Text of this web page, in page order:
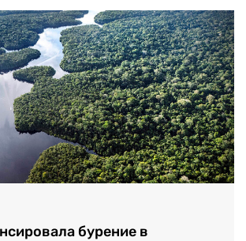
бурение в